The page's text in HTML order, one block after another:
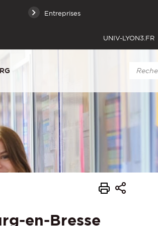
Entreprises
UNIV-LYON3.FR
en-Bresse